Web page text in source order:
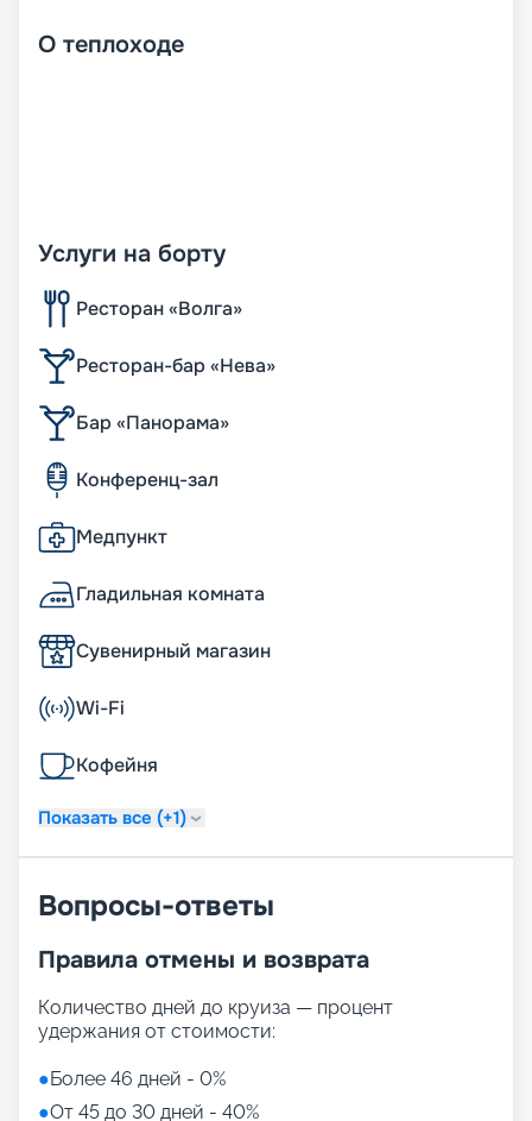
О теплоходе
Услуги на борту
Ресторан «Волга»
Ресторан-бар «Нева»
Бар «Панорама»
Конференц-зал
Медпункт
Гладильная комната
Сувенирный магазин
Wi-Fi
Кофейня
Показать все (+1)
Вопросы-ответы
Правила отмены и возврата
Количество дней до круиза — процент
удержания от стоимости:
●Более 46 дней - 0%
●От 45 до 30 дней - 40%